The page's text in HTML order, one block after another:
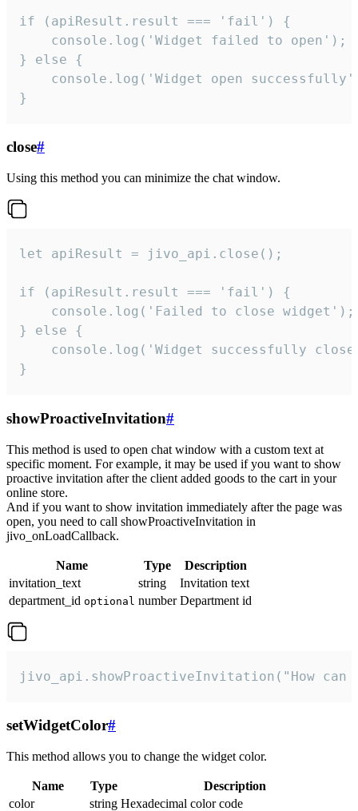
if (apiResult.result === 'fail') {
    console.log('Widget failed to open');
} else {
console.log('Widget open
}
close#
Using this method you can minimize the chat window.
let apiResult = jivo_api.close();
if (apiResult.result === 'fail') {
    console.log('Failed to close widget');
} else {
console.log('Widget successfully
}
showProactiveInvitation#
This method is used to open chat window with a custom text at
specific moment. For example, it may be used if you want to show
proactive invitation after the client added goods to the cart in your
online store.
And if you want to show invitation immediately after the page was
open, you need to call showProactiveInvitation in
jivo_onLoadCallback.
Name Type
Description
invitation_text
string
Invitation text
department_id optional number Department id
jivo_api.showProactiveInvitation("How
setWidgetColor#
This method allows you to change the widget color.
Name Type
Description
color
string Hexadecimal color code